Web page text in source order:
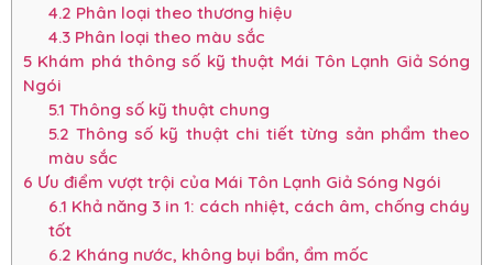
4.2 Phân loại theo thương hiệu
4.3Phân loại theo màu sắc
5 Khám phá thông số kỹ thuật Mái Tôn Lạnh Giả Sóng
Ngói
5.1 Thông số kỹ thuật chung
5.2 Thông số kỹ thuật chi tiết từng sản phẩm theo
màu sắc
6 Ưu điểm vượt trội của Mái Tôn Lạnh Giả Sóng Ngói
6.1 Khả năng 3 in 1: cách nhiệt, cách âm, chống cháy
tốt
6.2 Kháng nước, không bụi bẩn, ẩm mốc